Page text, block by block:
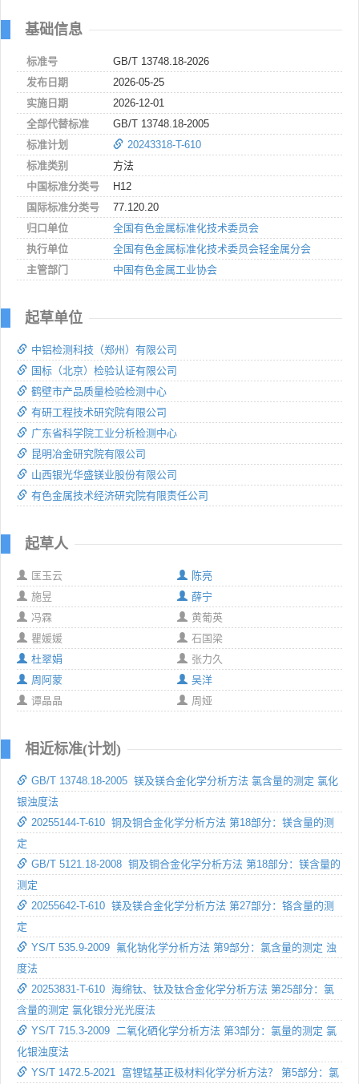
基础信息
标准号
GB/T 13748.18-2026
发布日期
2026-05-25
实施日期
2026-12-01
全部代替标准
GB/T 13748.18-2005
标准计划
20243318-T-610
标准类别
方法
中国标准分类号
H12
国际标准分类号
77.120.20
归口单位
全国有色金属标准化技术委员会
执行单位
全国有色金属标准化技术委员会轻金属分会
主管部门
中国有色金属工业协会
起草单位
中铝检测科技（郑州）有限公司
国标（北京）检验认证有限公司
鹤壁市产品质量检验检测中心
有研工程技术研究院有限公司
广东省科学院工业分析检测中心
昆明冶金研究院有限公司
山西银光华盛镁业股份有限公司
有色金属技术经济研究院有限责任公司
起草人
匡玉云
陈亮
施昱
薛宁
冯霖
黄葡英
瞿媛媛
石国梁
杜翠娟
张力久
周阿蒙
吴洋
谭晶晶
周娅
相近标准(计划)
GB/T 13748.18-2005 镁及镁合金化学分析方法 氯含量的测定 氯化
银浊度法
20255144-T-610 铜及铜合金化学分析方法 第18部分：镁含量的测
定
GB/T 5121.18-2008 铜及铜合金化学分析方法 第18部分：镁含量的
测定
20255642-T-610 镁及镁合金化学分析方法 第27部分：铬含量的测
定
YS/T 535.9-2009 氟化钠化学分析方法 第9部分：氯含量的测定 浊
度法
20253831-T-610 海绵钛、钛及钛合金化学分析方法 第25部分：氯
含量的测定 氯化银分光光度法
YS/T 715.3-2009 二氧化硒化学分析方法 第3部分：氯量的测定 氯
化银浊度法
YS/T 1472.5-2021 富锂锰基正极材料化学分析方法？ 第5部分：氯